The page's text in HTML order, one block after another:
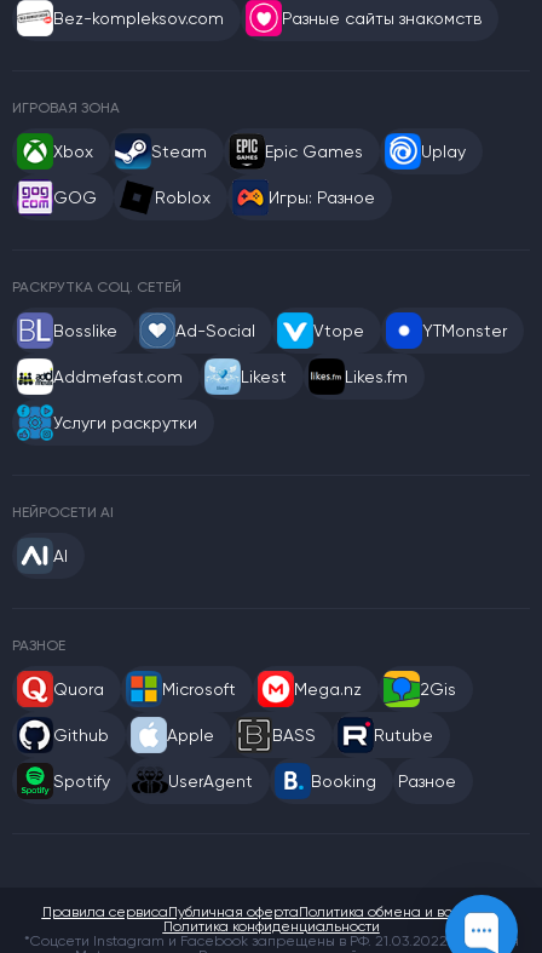
Bez-kompleksov.com Разные сайты знакомств
ИГРОВАЯ ЗОНА
Xbox Steam Epic Games Uplay
GOG Roblox Игры: Разное
РАСКРУТКА СОЦ. СЕТЕЙ
Bosslike Ad-Social Vtope YTMonster
Addmefast.com Likest Likes.fm
Услуги раскрутки
НЕЙРОСЕТИ AI
AI
РАЗНОЕ
Quora Microsoft Mega.nz 2Gis
Github Apple BASS Rutube
Spotify UserAgent Booking Разное
*Соцсети Instagram и Facebook запрещены в РФ. 21.03.2022 компания
Правила сервисаПубличная офертаПолитика обмена и возврата
Политика конфиденциальности